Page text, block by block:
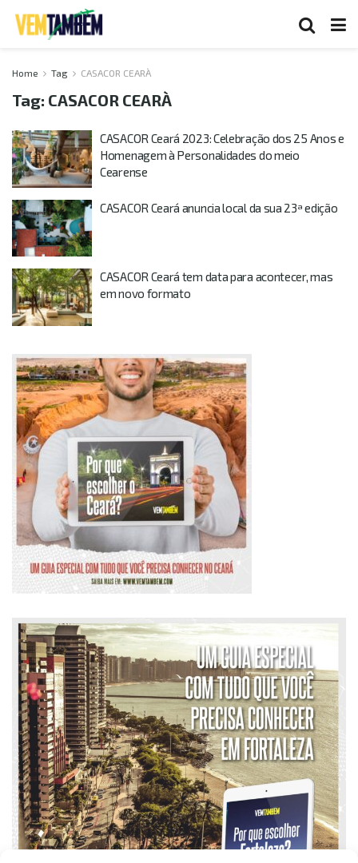
Home Tag CASACOR CEARÀ
Tag: CASACOR CEARÀ
CASACOR Ceará 2023: Celebração dos 25 Anos e
Homenagem à Personalidades do meio
Cearense
CASACOR Ceará anuncia local da sua 23ª edição
CASACOR Ceará tem data para acontecer, mas
em novo formato